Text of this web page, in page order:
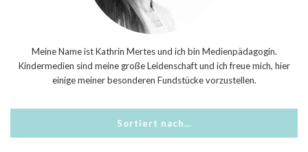
Meine Name ist Kathrin Mertes und ich bin Medienpädagogin.
Kindermedien sind meine große Leidenschaft und ich freue mich, hier
einige meiner besonderen Fundstücke vorzustellen.
Sortiert nach…